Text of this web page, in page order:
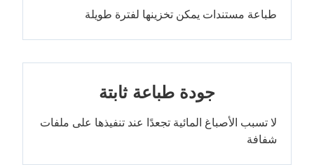
طباعة مستندات يمكن تخزينها لفترة طويلة
جودة طباعة ثابتة
لا تسبب الأصباغ المائية تجعدًا عند تنفيذها على ملفات
شفافة